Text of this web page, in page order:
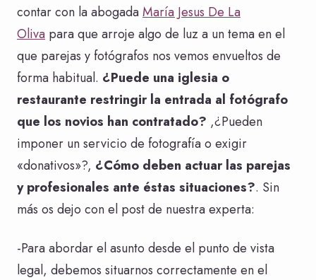
contar con la abogadaMaría Jesus De La
Oliva para que arroje algo de luz a un tema en el
que parejas y fotógrafos nos vemos envueltos de
forma habitual. ¿Puede una iglesia o
restaurante restringir la entrada al fotógrafo
que los novios han contratado? ,¿Pueden
imponer un servicio de fotografía o exigir
«donativos»?, ¿Cómo deben actuar las parejas
y profesionales ante éstas situaciones?. Sin
más os dejo con el post de nuestra experta:
-Para abordar el asunto desde el punto de vista
legal, debemos situarnos correctamente en el